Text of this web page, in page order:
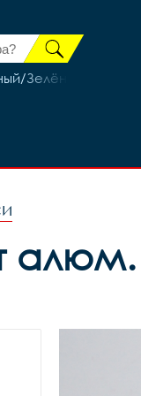
Зелёный рама 17